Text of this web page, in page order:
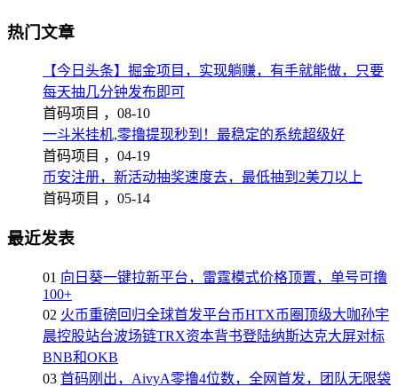
热门文章
【今日头条】掘金项目，实现躺赚，有手就能做，只要
每天抽几分钟发布即可
首码项目 ， 08-10
一斗米挂机,零撸提现秒到！最稳定的系统超级好
首码项目 ， 04-19
币安注册，新活动抽奖速度去，最低抽到2美刀以上
首码项目 ， 05-14
最近发表
01 向日葵一键拉新平台，雷霆模式价格顶置，单号可撸
100+
02 火币重磅回归全球首发平台币HTX币圈顶级大咖孙宇
晨控股站台波场链TRX资本背书登陆纳斯达克大屏对标
BNB和OKB
03 首码刚出，AivyA零撸4位数，全网首发，团队无限袋